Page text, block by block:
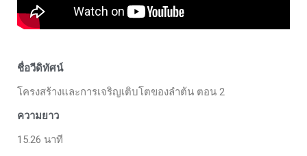
ชื่อวีดิทัศน์
โครงสร้างและการเจริญเติบโตของลำต้น ตอน 2
ความยาว
15.26 นาที